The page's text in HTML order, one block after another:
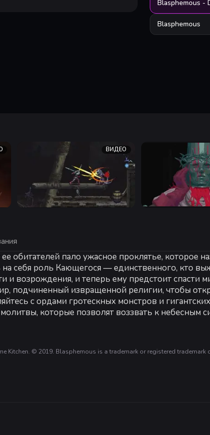
Blasphemous -
Blasphemous
ВИДЕО
обитателей пало ужасное проклятье, которое
себя роль Кающегося — единственного, кто
и возрождения, и теперь ему предстоит
подчиненный извращенной религии, чтобы
с ордами гротескных монстров и
которые позволят воззвать к небесным
Сражайтесь со зловещими врагами и
пути.
ярости и расчленяйте своих врагов, заливая
Находите и применяйте реликвии, бусины
Kitchen. © 2019. Blasphemous is a trademark or registered
система
or AMD Phenom II x2 550
Radeon HD 4850
64-разрядные процессор
ОС: Windows 10
Процессор: Intel Core i5-750
Оперативная память:4 GB
Видеокарта: GeForce GTX
Место на диске: 4 GB